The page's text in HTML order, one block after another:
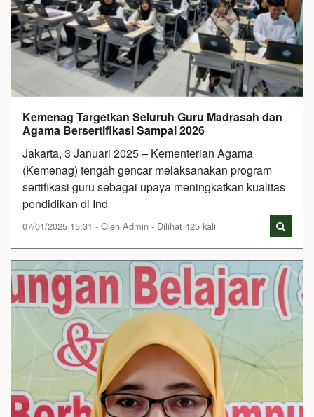
Kemenag Targetkan Seluruh Guru Madrasah dan
Agama Bersertifikasi Sampai 2026
Jakarta, 3 Januari 2025 – Kementerian Agama
(Kemenag) tengah gencar melaksanakan program
sertifikasi guru sebagai upaya meningkatkan kualitas
pendidikan di Ind
07/01/2025 15:31 - Oleh Admin - Dilihat 425 kali